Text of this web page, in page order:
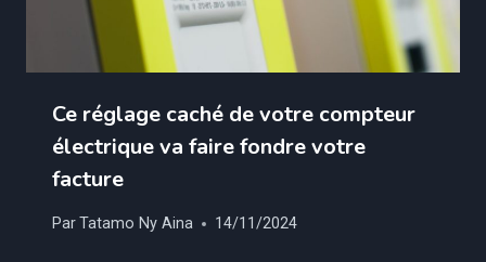
Ce réglage caché de votre compteur
électrique va faire fondre votre
facture
Par Tatamo Ny Aina 14/11/2024